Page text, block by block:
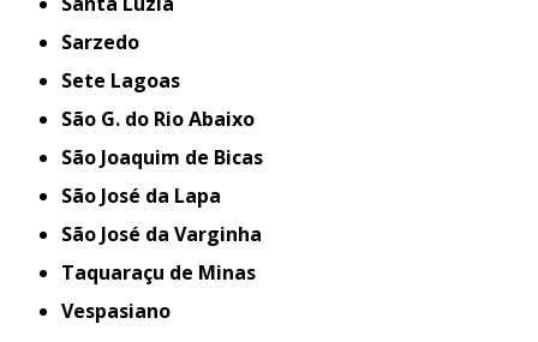
Sarzedo
Sete Lagoas
São G. do Rio Abaixo
São Joaquim de Bicas
São José da Lapa
São José da Varginha
Taquaraçu de Minas
Vespasiano